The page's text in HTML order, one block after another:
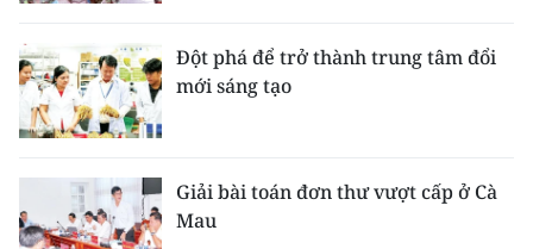
Đột phá để trở thành trung tâm đổi
mới sáng tạo
Giải bài toán đơn thư vượt cấp ở Cà
Mau